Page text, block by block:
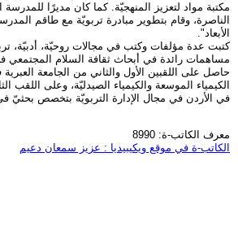
مكتبة مواد لتعزيز المنهجيّة. كما كان مديرًا للمدرسة
الناصرة، وقام بتطوير مبادرة تربويّة مع طاقم
الأبعاد".
كتبت عدة مؤلفات وكتب في مجالات روحيّة، أدبيّة،
مساهمات رائدة في أبحاث ثقافة السلام المجتمعي
حاصل على اللقبين الأول والثاني من الجامعة
الكيمياء الموسعة والكيمياء الصيدليّة، وعلى اللقب
في الأردن في مجال الإدارة التربويّة بتخصص بحثيّ
معرف الكاتب-ة: 8990
الكاتب-ة في موقع ويكيبيديا : عزيز سمعان دعيم